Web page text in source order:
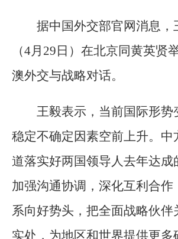
据中国外交部官网消息，
（4月29日）在北京同黄英贤
澳外交与战略对话。
王毅表示，当前国际形势
稳定不确定因素空前上升。中
道落实好两国领导人去年达成
加强沟通协调，深化互利合作
系向好势头，把全面战略伙伴
实处，为地区和世界提供更多